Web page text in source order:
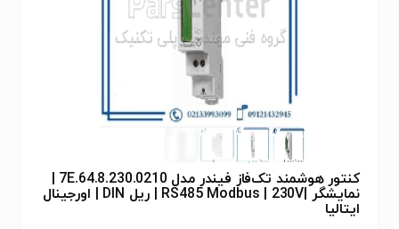
نمایشگر |RS485 Modbus | 230V | ریل DIN | اورجینال
ایتالیا